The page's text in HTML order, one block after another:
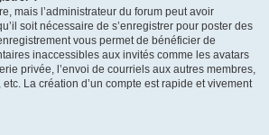
mais l’administrateur du forum peut avoir
soit nécessaire de s’enregistrer pour poster des
vous permet de bénéficier de
inaccessibles aux invités comme les avatars
privée, l’envoi de courriels aux autres membres,
etc. La création d’un compte est rapide et vivement